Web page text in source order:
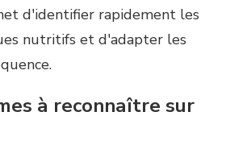
d'identifier rapidement les
nutritifs et d'adapter les
à reconnaître sur